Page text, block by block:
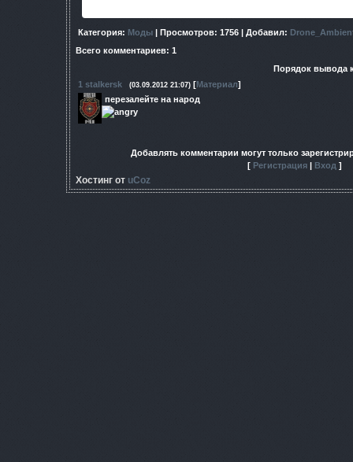
Категория: Моды | Просмотров: 1756 | Добавил:
Всего комментариев: 1
Порядок вывода
1 stalkersk (03.09.2012 21:07) [Материал]
перезалейте на народ
Добавлять комментарии могут только
[ Регистрация | Вход ]
Хостинг от uCoz